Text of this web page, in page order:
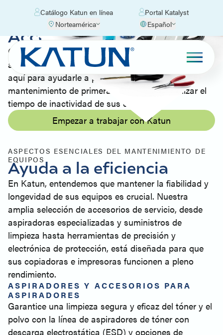
Catálogo Katun en línea
Portal Katalyst
Norteamérica
Español
Accesorios de servicio
Con productos duraderos y de alta calidad
adaptados a sus necesidades de servicio, estamos
aquí para ayudarle a proporcionar un
mantenimiento de primera categoría y minimizar el
tiempo de inactividad de sus clientes.
Empezar a trabajar con Katun
ASPECTOS ESENCIALES DEL MANTENIMIENTO DE
EQUIPOS
Ayuda a la eficiencia
En Katun, entendemos que mantener la fiabilidad y
longevidad de sus equipos es crucial. Nuestra
amplia selección de accesorios de servicio, desde
aspiradoras especializadas y suministros de
limpieza hasta herramientas de precisión y
electrónica de protección, está diseñada para que
sus copiadoras e impresoras funcionen a pleno
rendimiento.
ASPIRADORES Y ACCESORIOS PARA
ASPIRADORES
Garantice una limpieza segura y eficaz del tóner y el
polvo con la línea de aspiradores de tóner con
descarga electrostática (ESD) y opciones de